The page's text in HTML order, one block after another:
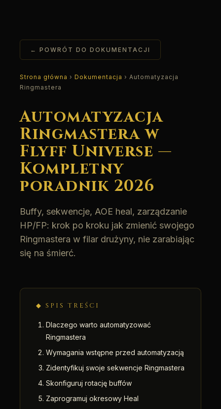
← POWRÓT DO DOKUMENTACJI
Strona główna › Dokumentacja › Automatyzacja
Ringmastera
Automatyzacja
Ringmastera w
Flyff Universe —
Kompletny
poradnik 2026
Buffy, sekwencje, AOE heal, zarządzanie
HP/FP: krok po kroku jak zmienić swojego
Ringmastera w filar drużyny, nie zarabiając
się na śmierć.
◆ SPIS TREŚCI
Dlaczego warto automatyzować
Ringmastera
Wymagania wstępne przed automatyzacją
Zidentyfikuj swoje sekwencje Ringmastera
Skonfiguruj rotację buffów
Zaprogramuj okresowy Heal